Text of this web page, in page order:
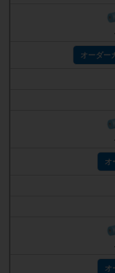
オーダー
オ
オ